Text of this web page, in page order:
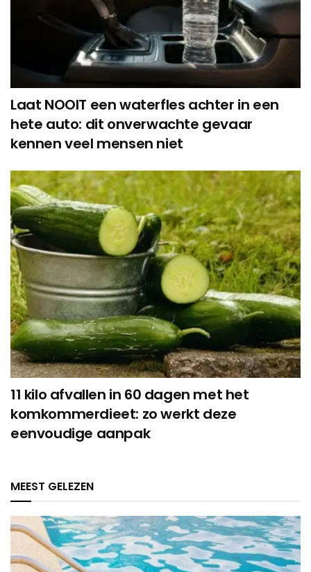
Laat NOOIT een waterfles achter in een
hete auto: dit onverwachte gevaar
kennen veel mensen niet
11 kilo afvallen in 60 dagen met het
komkommerdieet: zo werkt deze
eenvoudige aanpak
MEEST GELEZEN